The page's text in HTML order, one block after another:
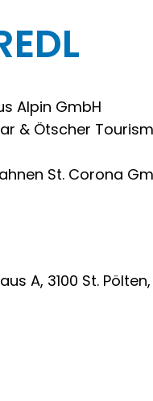
Alpin GmbH
& Ötscher
St. Corona
A, 3100 St.